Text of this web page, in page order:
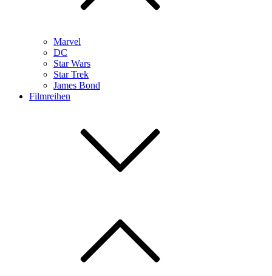
Marvel
DC
Star Wars
Star Trek
James Bond
Filmreihen